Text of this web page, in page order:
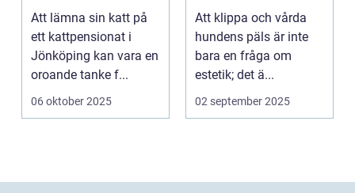
katt
Att lämna sin katt på
ett kattpensionat i
Jönköping kan vara en
oroande tanke f...
06 oktober 2025
professionell
pälsvård
Att klippa och vårda
hundens päls är inte
bara en fråga om
estetik; det ä...
02 september 2025